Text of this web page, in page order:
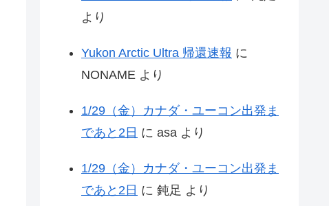
より
Yukon Arctic Ultra 帰還速報 に
NONAME より
1/29（金）カナダ・ユーコン出発ま
であと2日 に asa より
1/29（金）カナダ・ユーコン出発ま
であと2日 に 鈍足 より